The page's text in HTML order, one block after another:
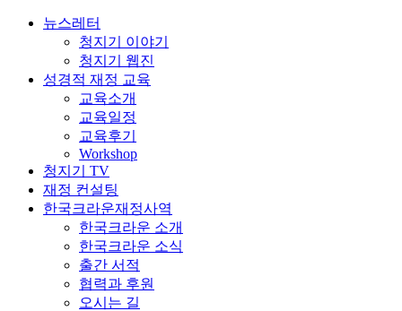
뉴스레터
청지기 이야기
청지기 웹진
성경적 재정 교육
교육소개
교육일정
교육후기
Workshop
청지기 TV
재정 컨설팅
한국크라운재정사역
한국크라운 소개
한국크라운 소식
출간 서적
협력과 후원
오시는 길